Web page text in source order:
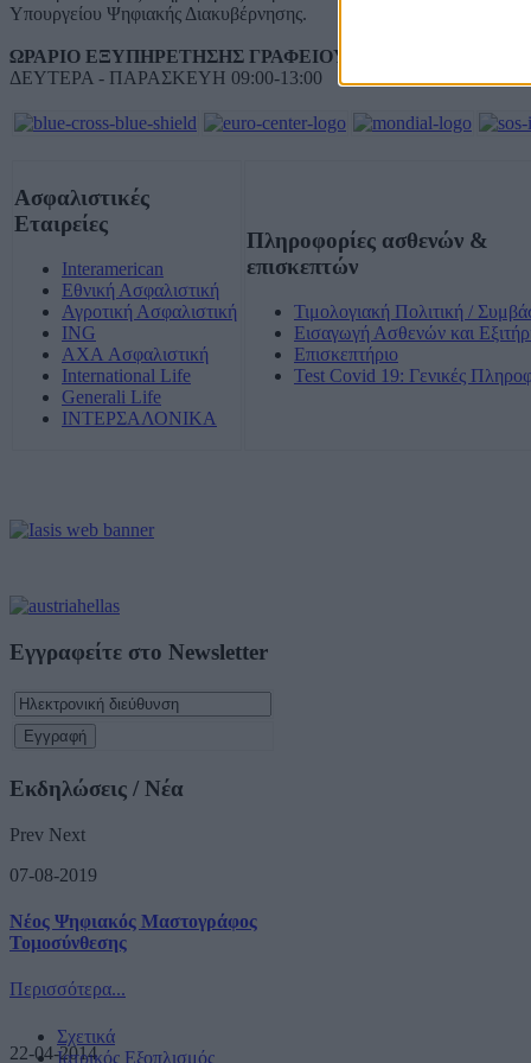
Υπουργείου Ψηφιακής Διακυβέρνησης.
ΩΡΑΡΙΟ ΕΞΥΠΗΡΕΤΗΣΗΣ ΓΡΑΦΕΙΟΥ ΔΗΛΩΣΕΩΝ
ΔΕΥΤΕΡΑ - ΠΑΡΑΣΚΕΥΗ 09:00-13:00
Ασφαλιστικές
Εταιρείες
Interamerican
Εθνική Ασφαλιστική
Αγροτική Ασφαλιστική
ING
AXA Ασφαλιστική
International Life
Generali Life
ΙΝΤΕΡΣΑΛΟΝΙΚΑ
Πληροφορίες ασθενών &
επισκεπτών
Τιμολογιακή Πολιτική /
Εισαγωγή Ασθενών και
Επισκεπτήριο
Test Covid 19: Γενικές
Εγγραφείτε στο Newsletter
Εκδηλώσεις / Νέα
Prev Next
07-08-2019
Νέος Ψηφιακός Μαστογράφος
Τομοσύνθεσης
Περισσότερα...
22-04-2014
Σχετικά
Ιατρικός Εξοπλισμός